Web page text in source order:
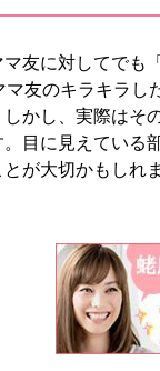
友に対してでも
友のキラキラし
かし、実際はそ
目に見えている
が大切かもしれ